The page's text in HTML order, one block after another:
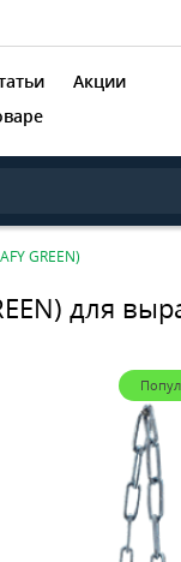
Акции
GREEN)
для